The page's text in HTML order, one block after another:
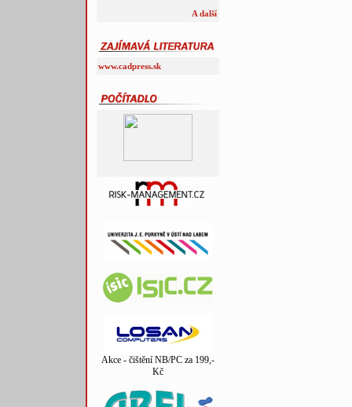
A další
www.cadpress.sk
Akce - čištění NB/PC za 199,-
Kč